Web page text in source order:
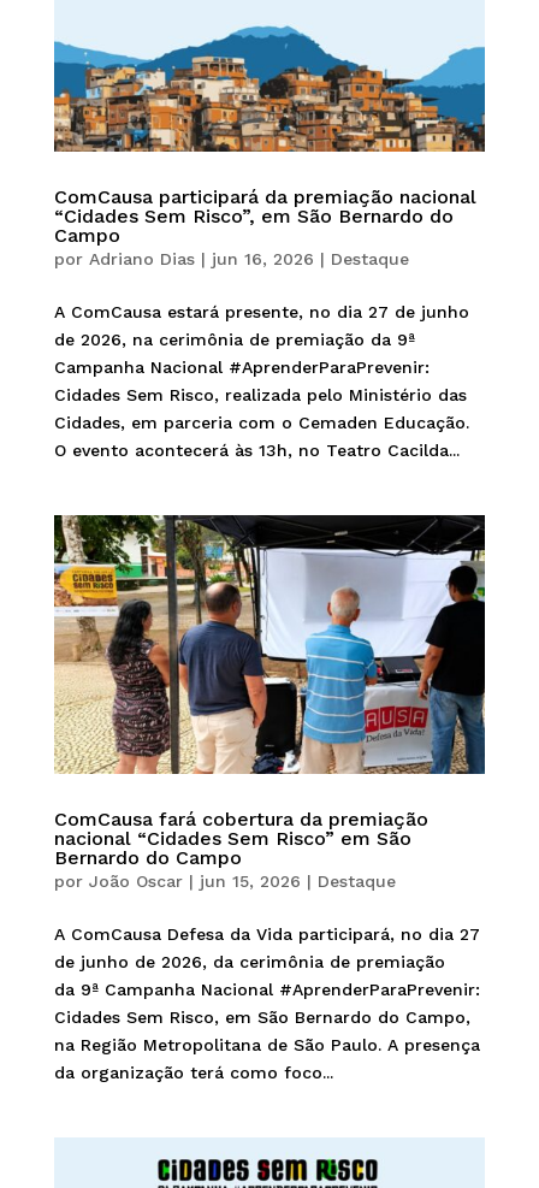
ComCausa participará da premiação nacional
“Cidades Sem Risco”, em São Bernardo do
Campo
por Adriano Dias| jun 16, 2026 | Destaque
A ComCausa estará presente, no dia 27 de junho
de 2026, na cerimônia de premiação da 9ª
Campanha Nacional #AprenderParaPrevenir:
Cidades Sem Risco, realizada pelo Ministério das
Cidades, em parceria com o Cemaden Educação.
O evento acontecerá às 13h, no Teatro Cacilda...
ComCausa fará cobertura da premiação
nacional “Cidades Sem Risco” em São
Bernardo do Campo
por João Oscar| jun 15, 2026 | Destaque
A ComCausa Defesa da Vida participará, no dia 27
de junho de 2026, da cerimônia de premiação
da 9ª Campanha Nacional #AprenderParaPrevenir:
Cidades Sem Risco, em São Bernardo do Campo,
na Região Metropolitana de São Paulo. A presença
da organização terá como foco...